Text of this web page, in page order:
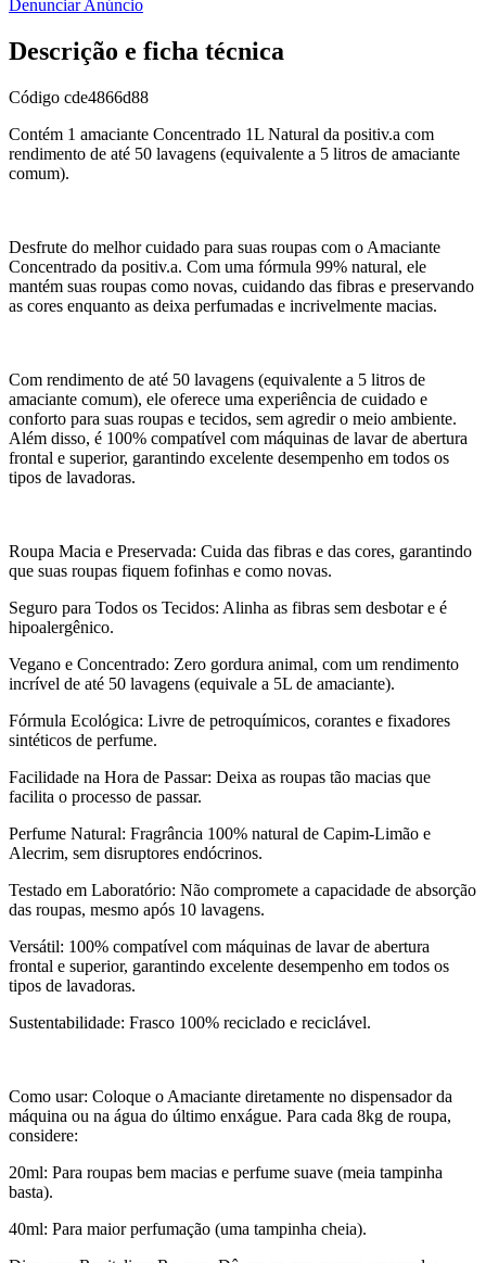
Denunciar Anúncio
Descrição e ficha técnica
Código cde4866d88
Contém 1 amaciante Concentrado 1L Natural da positiv.a com
rendimento de até 50 lavagens (equivalente a 5 litros de amaciante
comum).
Desfrute do melhor cuidado para suas roupas com o Amaciante
Concentrado da positiv.a. Com uma fórmula 99% natural, ele
mantém suas roupas como novas, cuidando das fibras e preservando
as cores enquanto as deixa perfumadas e incrivelmente macias.
Com rendimento de até 50 lavagens (equivalente a 5 litros de
amaciante comum), ele oferece uma experiência de cuidado e
conforto para suas roupas e tecidos, sem agredir o meio ambiente.
Além disso, é 100% compatível com máquinas de lavar de abertura
frontal e superior, garantindo excelente desempenho em todos os
tipos de lavadoras.
Roupa Macia e Preservada: Cuida das fibras e das cores, garantindo
que suas roupas fiquem fofinhas e como novas.
Seguro para Todos os Tecidos: Alinha as fibras sem desbotar e é
hipoalergênico.
Vegano e Concentrado: Zero gordura animal, com um rendimento
incrível de até 50 lavagens (equivale a 5L de amaciante).
Fórmula Ecológica: Livre de petroquímicos, corantes e fixadores
sintéticos de perfume.
Facilidade na Hora de Passar: Deixa as roupas tão macias que
facilita o processo de passar.
Perfume Natural: Fragrância 100% natural de Capim-Limão e
Alecrim, sem disruptores endócrinos.
Testado em Laboratório: Não compromete a capacidade de absorção
das roupas, mesmo após 10 lavagens.
Versátil: 100% compatível com máquinas de lavar de abertura
frontal e superior, garantindo excelente desempenho em todos os
tipos de lavadoras.
Sustentabilidade: Frasco 100% reciclado e reciclável.
Como usar: Coloque o Amaciante diretamente no dispensador da
máquina ou na água do último enxágue. Para cada 8kg de roupa,
considere:
20ml: Para roupas bem macias e perfume suave (meia tampinha
basta).
40ml: Para maior perfumação (uma tampinha cheia).